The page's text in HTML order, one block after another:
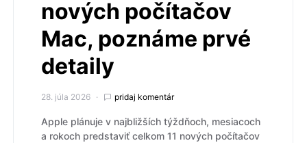
nových počítačov
Mac, poznáme prvé
detaily
28. júla 2026 pridaj komentár
Apple plánuje v najbližších týždňoch, mesiacoch
a rokoch predstaviť celkom 11 nových počítačov